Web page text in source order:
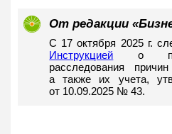
От редакции
С 17 октября 2025 г.
Инструкцией о
расследования
а также их учета,
от 10.09.2025 № 43.